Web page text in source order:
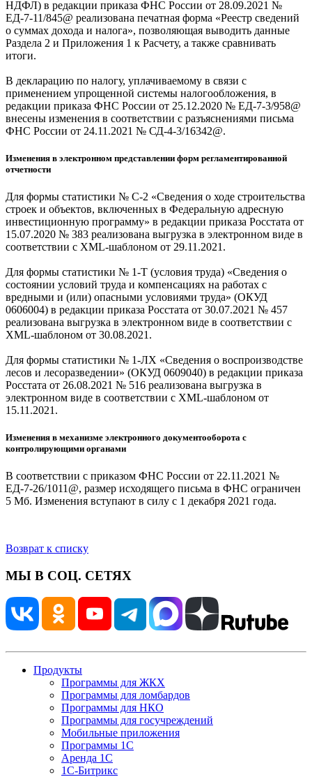
НДФЛ) в редакции приказа ФНС России от 28.09.2021 №
ЕД-7-11/845@ реализована печатная форма «Реестр сведений
о суммах дохода и налога», позволяющая выводить данные
Раздела 2 и Приложения 1 к Расчету, а также сравнивать
итоги.
В декларацию по налогу, уплачиваемому в связи с
применением упрощенной системы налогообложения, в
редакции приказа ФНС России от 25.12.2020 № ЕД-7-3/958@
внесены изменения в соответствии с разъяснениями письма
ФНС России от 24.11.2021 № СД-4-3/16342@.
Изменения в электронном представлении форм регламентированной
отчетности
Для формы статистики № С-2 «Сведения о ходе строительства
строек и объектов, включенных в Федеральную адресную
инвестиционную программу» в редакции приказа Росстата от
15.07.2020 № 383 реализована выгрузка в электронном виде в
соответствии с XML-шаблоном от 29.11.2021.
Для формы статистики № 1-Т (условия труда) «Сведения о
состоянии условий труда и компенсациях на работах с
вредными и (или) опасными условиями труда» (ОКУД
0606004) в редакции приказа Росстата от 30.07.2021 № 457
реализована выгрузка в электронном виде в соответствии с
XML-шаблоном от 30.08.2021.
Для формы статистики № 1-ЛХ «Сведения о воспроизводстве
лесов и лесоразведении» (ОКУД 0609040) в редакции приказа
Росстата от 26.08.2021 № 516 реализована выгрузка в
электронном виде в соответствии с XML-шаблоном от
15.11.2021.
Изменения в механизме электронного документооборота с
контролирующими органами
В соответствии с приказом ФНС России от 22.11.2021 №
ЕД-7-26/1011@, размер исходящего письма в ФНС ограничен
5 Мб. Изменения вступают в силу с 1 декабря 2021 года.
Возврат к списку
МЫ В СОЦ. СЕТЯХ
Продукты
Программы для ЖКХ
Программы для ломбардов
Программы для НКО
Программы для госучреждений
Мобильные приложения
Программы 1С
Аренда 1С
1С-Битрикс